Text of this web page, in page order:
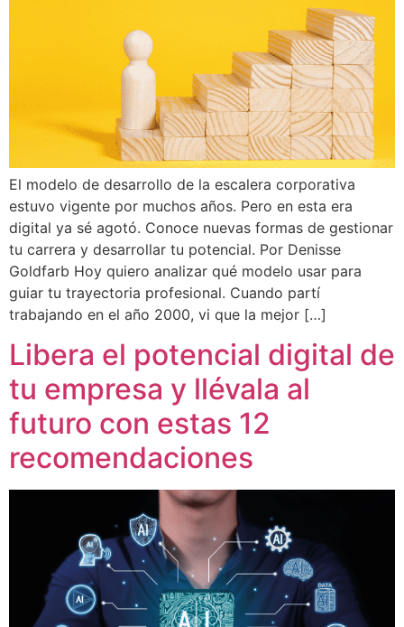
El modelo de desarrollo de la escalera corporativa
estuvo vigente por muchos años. Pero en esta era
digital ya sé agotó. Conoce nuevas formas de gestionar
tu carrera y desarrollar tu potencial. Por Denisse
Goldfarb Hoy quiero analizar qué modelo usar para
guiar tu trayectoria profesional. Cuando partí
trabajando en el año 2000, vi que la mejor […]
Libera el potencial digital de
tu empresa y llévala al
futuro con estas 12
recomendaciones